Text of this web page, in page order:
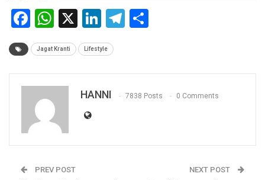
Facebook
WhatsApp
X LinkedIn
Telegram
Jagat Kranti Lifestyle
HANNI 7838 Posts 0 Comments
PREV POST NEXT POST